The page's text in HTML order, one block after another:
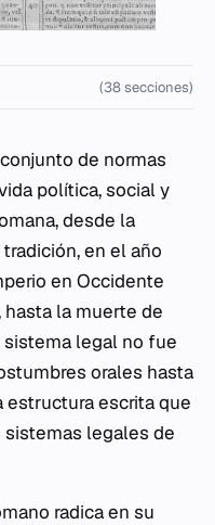
(38 secciones)
de normas
política, social y
desde la
en el año
en Occidente
hasta la muerte de
legal no fue
orales hasta
escrita que
legales de
radica en su